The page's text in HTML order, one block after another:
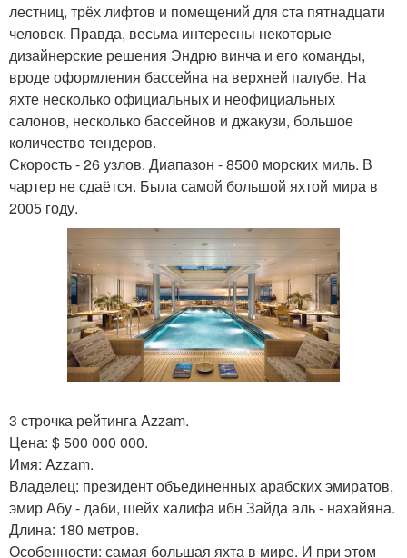
лестниц, трёх лифтов и помещений для ста пятнадцати
человек. Правда, весьма интересны некоторые
дизайнерские решения Эндрю винча и его команды,
вроде оформления бассейна на верхней палубе. На
яхте несколько официальных и неофициальных
салонов, несколько бассейнов и джакузи, большое
количество тендеров.
Скорость - 26 узлов. Диапазон - 8500 морских миль. В
чартер не сдаётся. Была самой большой яхтой мира в
2005 году.
3 строчка рейтинга Azzam.
Цена: $ 500 000 000.
Имя: Azzam.
Владелец: президент объединенных арабских эмиратов,
эмир Абу - даби, шейх халифа ибн Зайда аль - нахайяна.
Длина: 180 метров.
Особенности: самая большая яхта в мире. И при этом